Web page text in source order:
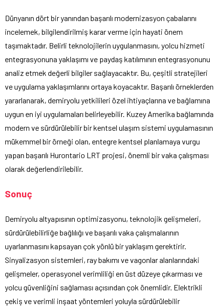
Dünyanın dört bir yanından başarılı modernizasyon çabalarını
incelemek, bilgilendirilmiş karar verme için hayati önem
taşımaktadır. Belirli teknolojilerin uygulanmasını, yolcu hizmeti
entegrasyonuna yaklaşımı ve paydaş katılımının entegrasyonunu
analiz etmek değerli bilgiler sağlayacaktır. Bu, çeşitli stratejileri
ve uygulama yaklaşımlarını ortaya koyacaktır. Başarılı örneklerden
yararlanarak, demiryolu yetkilileri özel ihtiyaçlarına ve bağlamına
uygun en iyi uygulamaları belirleyebilir. Kuzey Amerika bağlamında
modern ve sürdürülebilir bir kentsel ulaşım sistemi uygulamasının
mükemmel bir örneği olan, entegre kentsel planlamaya vurgu
yapan başarılı Hurontario LRT projesi, önemli bir vaka çalışması
olarak değerlendirilebilir.
Sonuç
Demiryolu altyapısının optimizasyonu, teknolojik gelişmeleri,
sürdürülebilirliğe bağlılığı ve başarılı vaka çalışmalarının
uyarlanmasını kapsayan çok yönlü bir yaklaşım gerektirir.
Sinyalizasyon sistemleri, ray bakımı ve vagonlar alanlarındaki
gelişmeler, operasyonel verimliliği en üst düzeye çıkarması ve
yolcu güvenliğini sağlaması açısından çok önemlidir. Elektrikli
çekiş ve verimli inşaat yöntemleri yoluyla sürdürülebilir